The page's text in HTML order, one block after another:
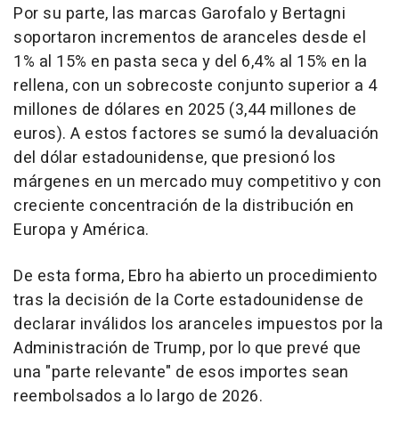
Por su parte, las marcas Garofalo y Bertagni
soportaron incrementos de aranceles desde el
1% al 15% en pasta seca y del 6,4% al 15% en la
rellena, con un sobrecoste conjunto superior a 4
millones de dólares en 2025 (3,44 millones de
euros). A estos factores se sumó la devaluación
del dólar estadounidense, que presionó los
márgenes en un mercado muy competitivo y con
creciente concentración de la distribución en
Europa y América.
De esta forma, Ebro ha abierto un procedimiento
tras la decisión de la Corte estadounidense de
declarar inválidos los aranceles impuestos por la
Administración de Trump, por lo que prevé que
una "parte relevante" de esos importes sean
reembolsados a lo largo de 2026.